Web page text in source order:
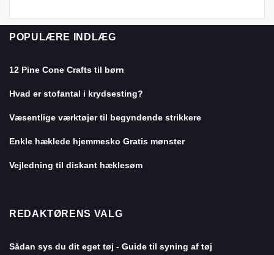
POPULÆRE INDLÆG
12 Pine Cone Crafts til børn
Hvad er stofantal i krydsesting?
Væsentlige værktøjer til begyndende strikkere
Enkle hæklede hjemmesko Gratis mønster
Vejledning til diskant hæklesøm
REDAKTØRENS VALG
Sådan sys du dit eget tøj - Guide til syning af tøj